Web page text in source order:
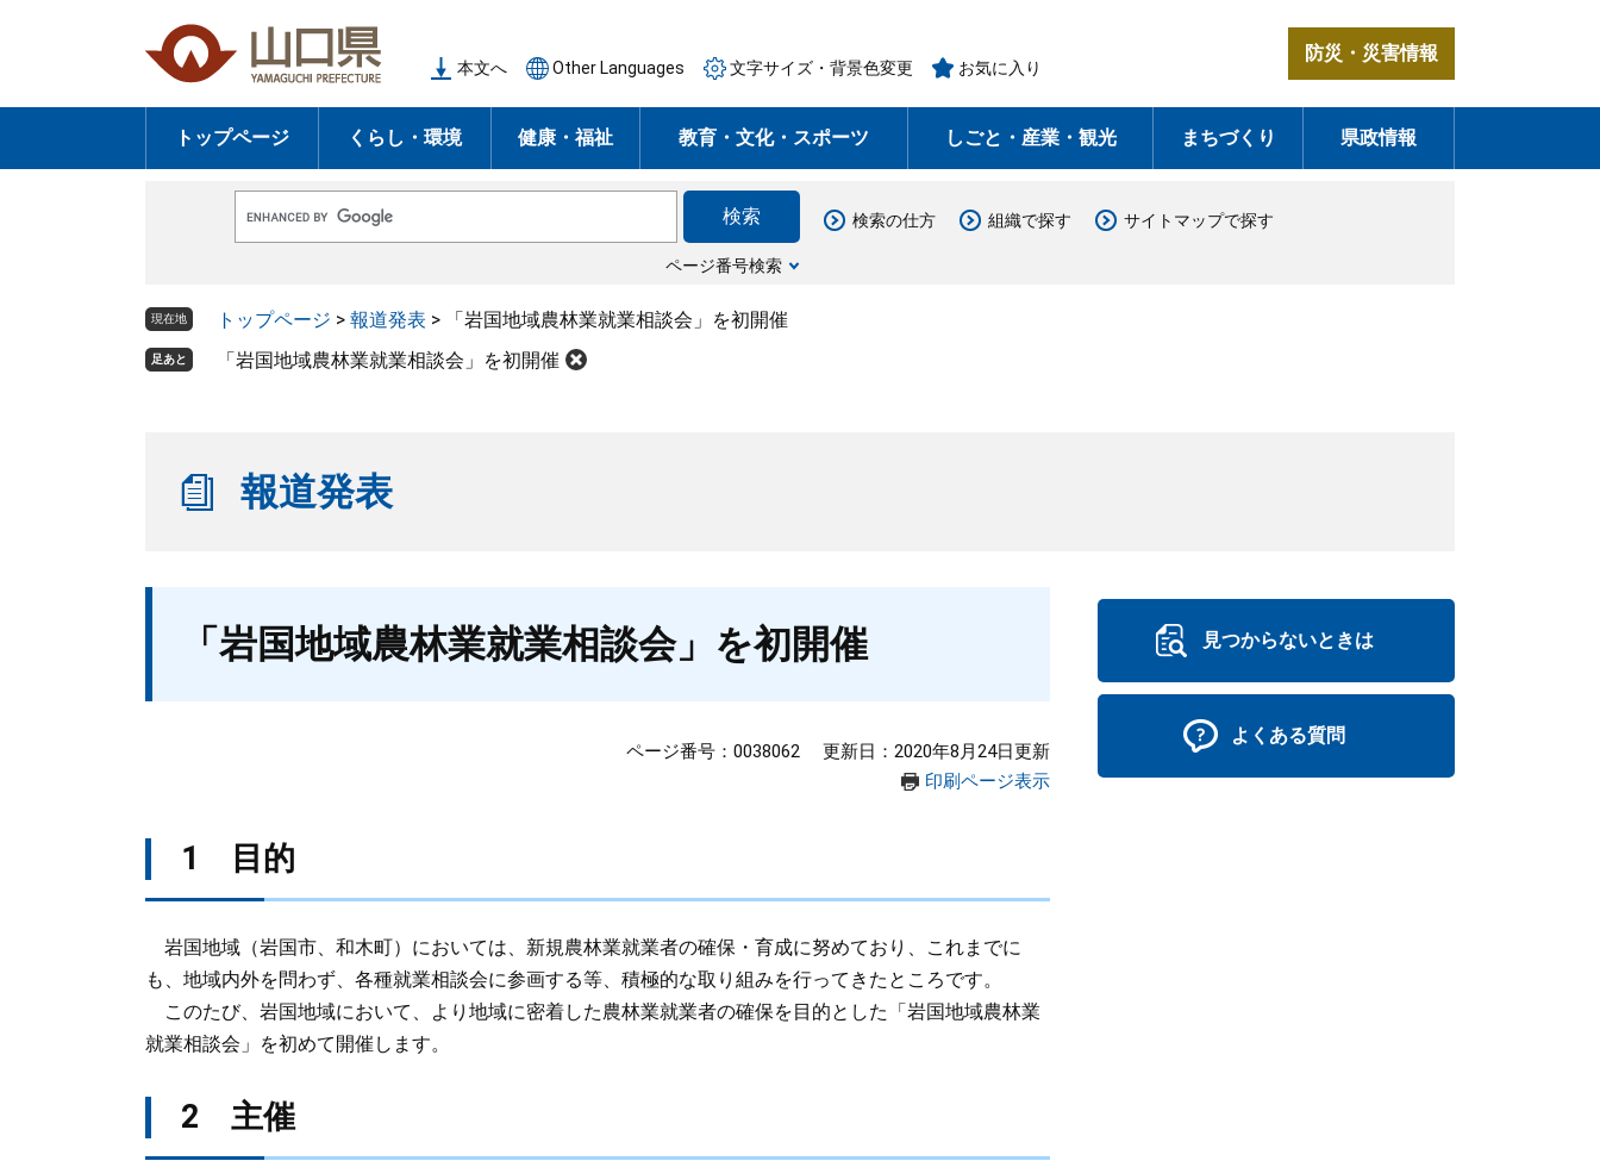
の
頭
ー
飛
本文へ Other Languages 文字サイズ・背景色変更 お気に入り
防災・災害情報
トップページ くらし・環境 健康・福祉 教育・文化・スポーツ しごと・産業・観光 まちづくり 県政情報
o
e
ス
ページ番号検索
検索の仕方 組織で探す サイトマップで探す
現在地 トップページ > 報道発表 > 「岩国地域農林業就業相談会」を初開催
足あと 「岩国地域農林業就業相談会」を初開催
報道発表
「岩国地域農林業就業相談会」を初開催
ページ番号：0038062
更新日：2020年8月24日更新
印刷ページ表示
1 目的
岩国地域（岩国市、和木町）においては、新規農林業就業者の確保・育成に努めており、これまでに
も、地域内外を問わず、各種就業相談会に参画する等、積極的な取り組みを行ってきたところです。
このたび、岩国地域において、より地域に密着した農林業就業者の確保を目的とした「岩国地域農林業
就業相談会」を初めて開催します。
2 主催
見つからないときは
よくある質問